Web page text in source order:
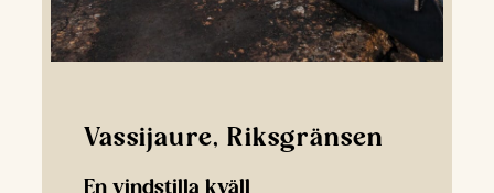
Vassijaure, Riksgränsen
En vindstilla kväll